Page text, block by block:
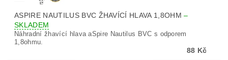
ASPIRE NAUTILUS BVC ŽHAVÍCÍ HLAVA 1,8OHM–
SKLADEM
Náhradní žhavící hlava aSpire Nautilus BVC s odporem
1,8ohmu.
88 Kč